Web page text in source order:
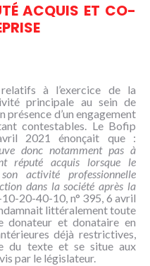
ACQUIS ET CO-
à l’exercice de la
principale au sein de
présence d’un engagement
contestables. Le Bofip
2021 énonçait que :
donc notamment pas à
réputé acquis lorsque le
activité professionnelle
dans la société après la
20-40-10, n° 395, 6 avril
littéralement toute
donateur et donataire en
déjà restrictives,
du texte et se situe aux
par le législateur.